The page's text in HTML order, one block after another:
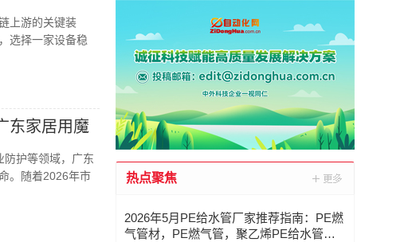
上游的关键装
选择一家设备稳
东家居用魔
防护等领域，广东
。随着2026年市
热点聚焦
2026年5月PE给水管厂家推荐指南：PE燃
气管材，PE燃气管，聚乙烯PE给水管